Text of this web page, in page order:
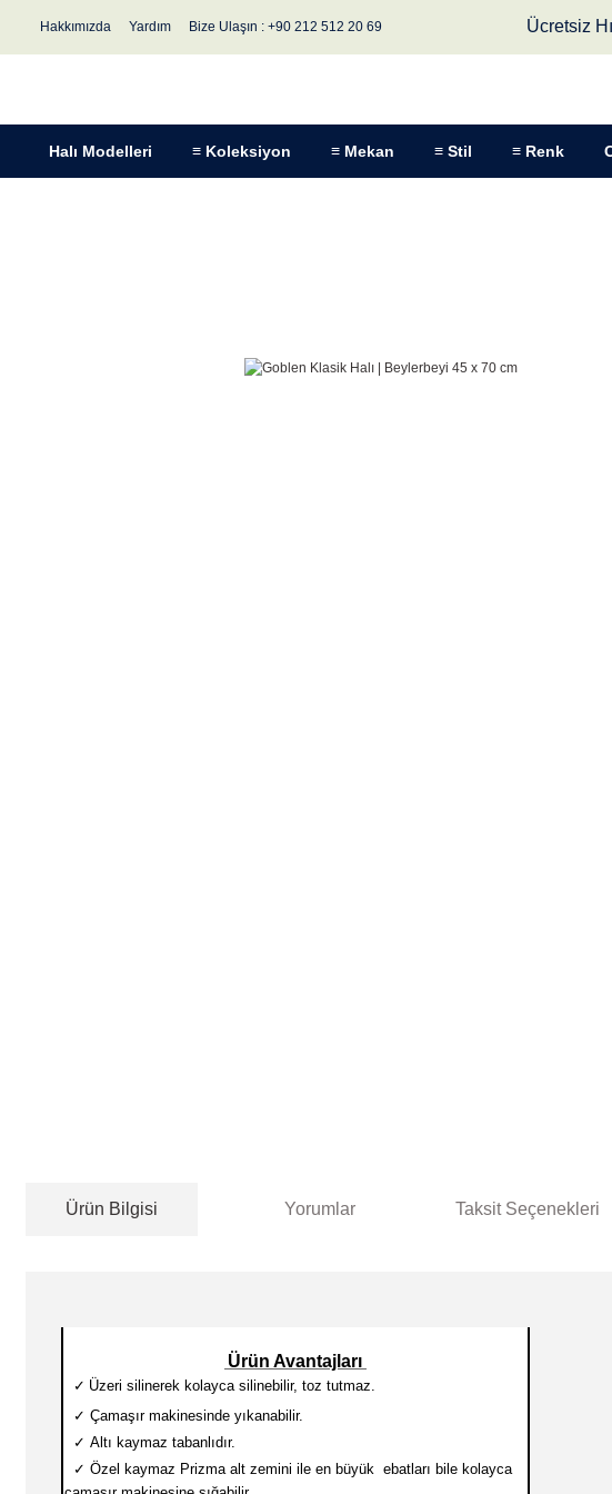
Hakkımızda Yardım Bize Ulaşın : +90 212 512 20 69 Ücretsiz
Halı Modelleri ≡ Koleksiyon ≡ Mekan ≡ Stil ≡ Renk
Ürün Bilgisi Yorumlar Taksit Seçenekleri
Ürün Avantajları
✓ Üzeri silinerek kolayca silinebilir, toz tutmaz.
✓ Çamaşır makinesinde yıkanabilir.
✓ Altı kaymaz tabanlıdır.
✓ Özel kaymaz Prizma alt zemini ile en büyük ebatları bile kolayca